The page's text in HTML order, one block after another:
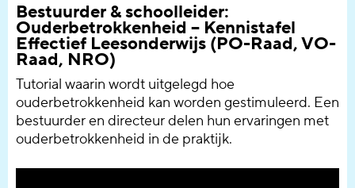
Bestuurder & schoolleider:
Ouderbetrokkenheid – Kennistafel
Effectief Leesonderwijs (PO-Raad, VO-
Raad, NRO)
Tutorial waarin wordt uitgelegd hoe
ouderbetrokkenheid kan worden gestimuleerd. Een
bestuurder en directeur delen hun ervaringen met
ouderbetrokkenheid in de praktijk.